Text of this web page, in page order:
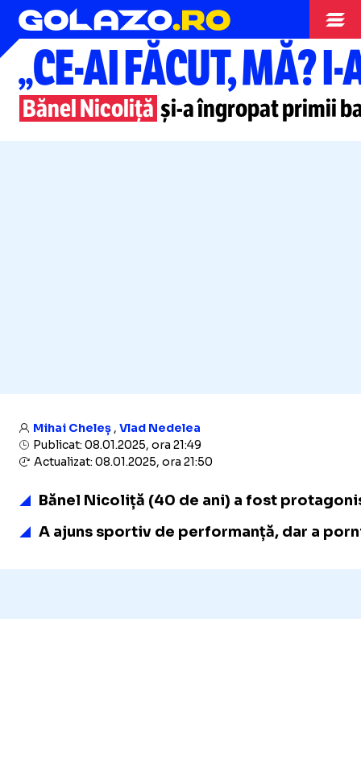
Superliga
„CE-AIFĂCUT, MĂ?I-
Bănel Nicoliță și-aîngropat primii
Mihai Cheleș, Vlad Nedelea
Publicat: 08.01.2025, ora 21:49
Actualizat: 08.01.2025, ora 21:50
Bănel Nicoliță (40 de ani) a fost
A ajuns sportiv de performanță, dar a